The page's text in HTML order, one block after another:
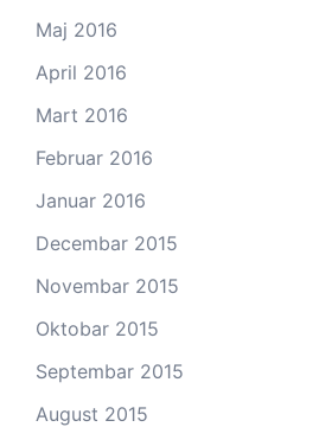
Maj 2016
April 2016
Mart 2016
Februar 2016
Januar 2016
Decembar 2015
Novembar 2015
Oktobar 2015
Septembar 2015
August 2015